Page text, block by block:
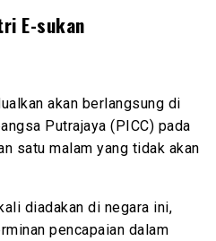
E-sukan
akan berlangsung di
Putrajaya (PICC) pada
satu malam yang tidak akan
diadakan di negara ini,
pencapaian dalam